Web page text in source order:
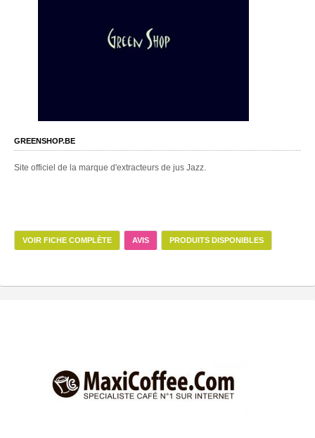
GREENSHOP.BE
Site officiel de la marque d'extracteurs de jus Jazz.
VOIR FICHE COMPLÈTE AVIS PRODUITS DISPONIBLES